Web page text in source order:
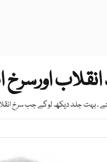
اورسرخ
، بہت جلد دیکھ لوگے جب سرخ